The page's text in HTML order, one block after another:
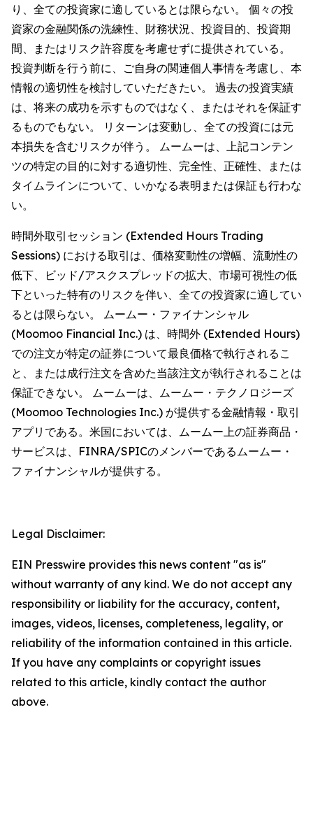
り、全ての投資家に適しているとは限らない。 個々の投
資家の金融関係の洗練性、財務状況、投資目的、投資期
間、またはリスク許容度を考慮せずに提供されている。
投資判断を行う前に、ご自身の関連個人事情を考慮し、本
情報の適切性を検討していただきたい。 過去の投資実績
は、将来の成功を示すものではなく、またはそれを保証す
るものでもない。 リターンは変動し、全ての投資には元
本損失を含むリスクが伴う。 ムームーは、上記コンテン
ツの特定の目的に対する適切性、完全性、正確性、または
タイムラインについて、いかなる表明または保証も行わな
い。
時間外取引セッション (Extended Hours Trading
Sessions) における取引は、価格変動性の増幅、流動性の
低下、ビッド/アスクスプレッドの拡大、市場可視性の低
下といった特有のリスクを伴い、全ての投資家に適してい
るとは限らない。 ムームー・ファイナンシャル
(Moomoo Financial Inc.) は、時間外 (Extended Hours)
での注文が特定の証券について最良価格で執行されるこ
と、または成行注文を含めた当該注文が執行されることは
保証できない。 ムームーは、ムームー・テクノロジーズ
(Moomoo Technologies Inc.) が提供する金融情報・取引
アプリである。米国においては、ムームー上の証券商品・
サービスは、FINRA/SPICのメンバーであるムームー・
ファイナンシャルが提供する。
Legal Disclaimer:
EIN Presswire provides this news content "as is"
without warranty of any kind. We do not accept any
responsibility or liability for the accuracy, content,
images, videos, licenses, completeness, legality, or
reliability of the information contained in this article.
If you have any complaints or copyright issues
related to this article, kindly contact the author
above.